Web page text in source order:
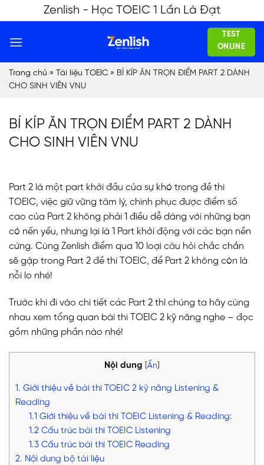
to
content
Zenlish - Học TOEIC 1 Lần Là Đạt
TEST
ONLINE
Trang chủ » Tài liệu TOEIC » BÍ KÍP ĂN TRỌN ĐIỂM PART 2 DÀNH
CHO SINH VIÊN VNU
BÍ KÍP ĂN TRỌN ĐIỂM PART 2 DÀNH
CHO SINH VIÊN VNU
Part 2 là một part khởi đầu của sự khó trong đề thi
TOEIC, việc giữ vững tâm lý, chinh phục được điểm số
cao của Part 2 không phải 1 điều dễ dàng với những bạn
có nến yếu, nhưng lại là 1 Part khởi động với các bạn nền
cứng. Cùng Zenlish điểm qua 10 loại câu hỏi chắc chắn
sẽ gặp trong Part 2 đề thi TOEIC, để Part 2 không còn là
nỗi lo nhé!
Trước khi đi vào chi tiết các Part 2 thì chúng ta hãy cùng
nhau xem tổng quan bài thi TOEIC 2 kỹ năng nghe – đọc
gồm những phần nào nhé!
Nội dung Ẩn
1. Giới thiệu về bài thi TOEIC 2 kỹ năng Listening &
Reading
1.1 Giới thiệu về bài thi TOEIC Listening & Reading:
1.2 Cấu trúc bài thi TOEIC Listening
1.3 Cấu trúc bài thi TOEIC Reading
2. Nội dung bộ tài liệu